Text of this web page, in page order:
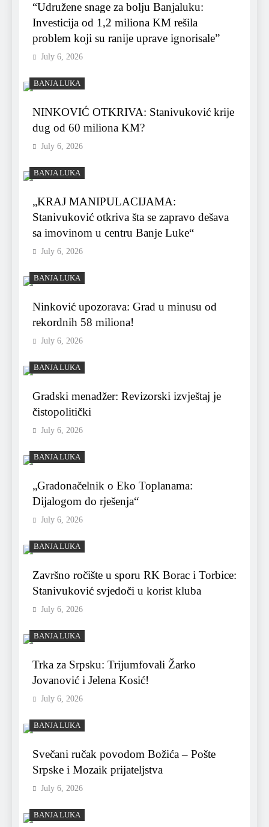
“Udružene snage za bolju Banjaluku:
Investicija od 1,2 miliona KM rešila
problem koji su ranije uprave ignorisale”
July 6, 2026
BANJA LUKA
NINKOVIĆ OTKRIVA: Stanivuković krije
dug od 60 miliona KM?
July 6, 2026
BANJA LUKA
„KRAJ MANIPULACIJAMA:
Stanivuković otkriva šta se zapravo dešava
sa imovinom u centru Banje Luke“
July 6, 2026
BANJA LUKA
Ninković upozorava: Grad u minusu od
rekordnih 58 miliona!
July 6, 2026
BANJA LUKA
Gradski menadžer: Revizorski izvještaj je
čistopolitički
July 6, 2026
BANJA LUKA
„Gradonačelnik o Eko Toplanama:
Dijalogom do rješenja“
July 6, 2026
BANJA LUKA
Završno ročište u sporu RK Borac i Torbice:
Stanivuković svjedoči u korist kluba
July 6, 2026
BANJA LUKA
Trka za Srpsku: Trijumfovali Žarko
Jovanović i Jelena Kosić!
July 6, 2026
BANJA LUKA
Svečani ručak povodom Božića – Pošte
Srpske i Mozaik prijateljstva
July 6, 2026
BANJA LUKA